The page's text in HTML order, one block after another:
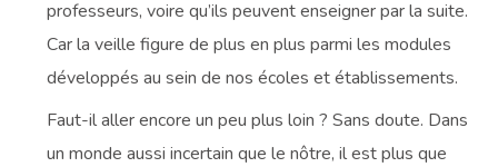
professeurs, voire qu’ils peuvent enseigner par la suite.
Car la veille figure de plus en plus parmi les modules
développés au sein de nos écoles et établissements.
Faut-il aller encore un peu plus loin ? Sans doute. Dans
un monde aussi incertain que le nôtre, il est plus que